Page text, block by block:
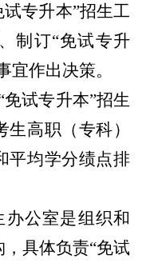
试专升本”招生工
制订“免试专升
宜作出决策。
免试专升本”招生
高职（专科）
平均学分绩点排
办公室是组织和
，具体负责“免试